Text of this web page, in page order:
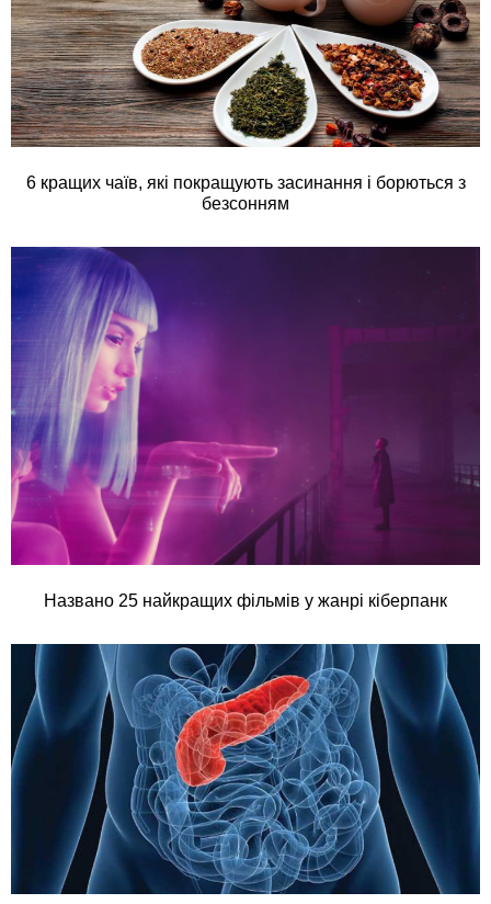
6 кращих чаїв, які покращують засинання і борються з
безсонням
Названо 25 найкращих фільмів у жанрі кіберпанк